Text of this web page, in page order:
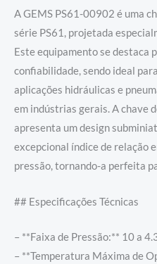
A GEMS PS61-00902 é uma
série PS61, projetada
Este equipamento se destaca
confiabilidade, sendo ideal
aplicações hidráulicas e
em indústrias gerais. A chave
apresenta um design
excepcional índice de relação
pressão, tornando-a perfeita
## Especificações Técnicas
– **Faixa de Pressão:** 10 a
– **Temperatura Máxima de